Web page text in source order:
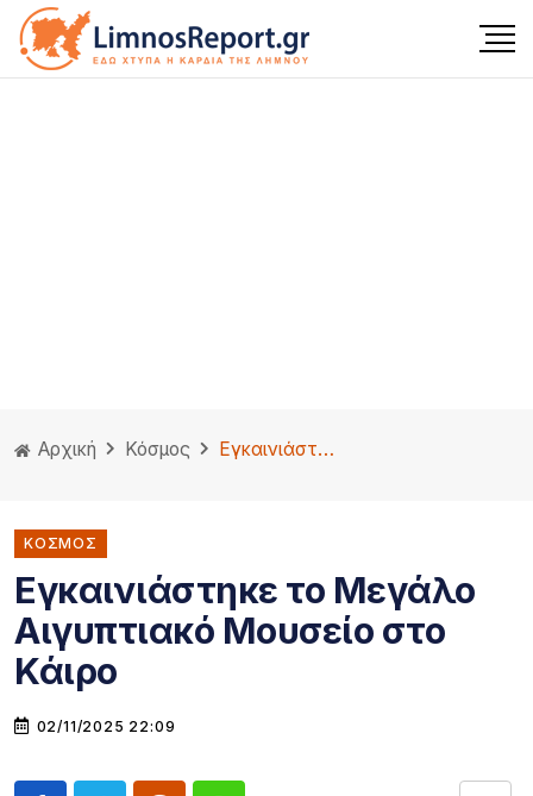
Αρχική Κόσμος Εγκαινιάστηκε το Μεγάλο Αιγυπτιακό Μουσείο στο Κάιρο
ΚΌΣΜΟΣ
Εγκαινιάστηκε το Μεγάλο
Αιγυπτιακό Μουσείο στο
Κάιρο
02/11/2025 22:09